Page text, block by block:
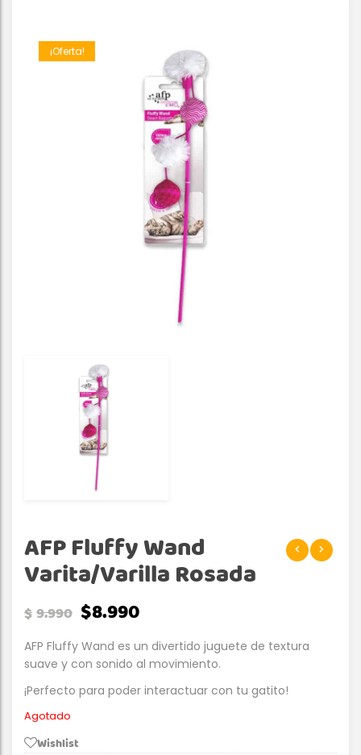
¡Oferta!
AFP Fluffy Wand
Varita/Varilla Rosada
$9.990 $8.990
AFP Fluffy Wand es un divertido juguete de textura
suave y con sonido al movimiento.
¡Perfecto para poder interactuar con tu gatito!
Agotado
Wishlist